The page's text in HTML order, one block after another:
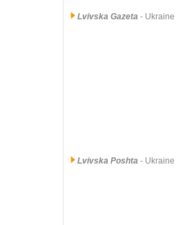
Lvivska Gazeta - Ukraine
Lvivska Poshta - Ukraine